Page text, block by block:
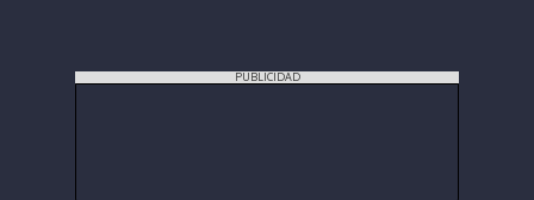
PUBLICIDAD